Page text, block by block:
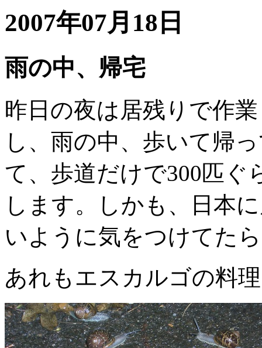
2007年07月18日
雨の中、帰宅
昨日の夜は居残りで作
し、雨の中、歩いて帰
て、歩道だけで300匹ぐ
します。しかも、日本
いように気をつけてた
あれもエスカルゴの料